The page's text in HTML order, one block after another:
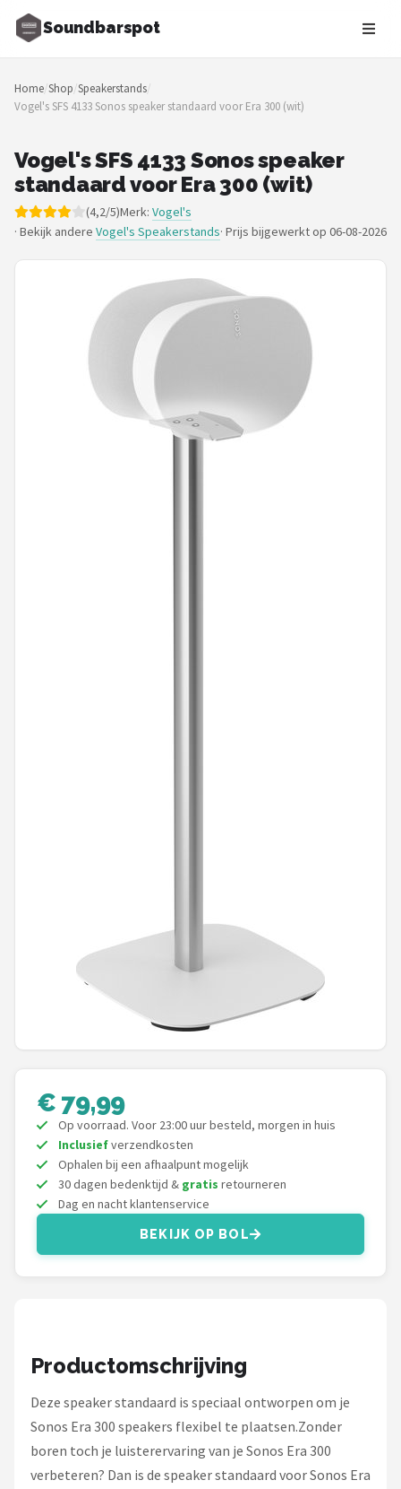
Soundbarspot
Zoeken
NAVIGATIE
Merken
Blog
Muziekstijlen
Samsung
Alle merken →
Home/Shop/Speakerstands/
Vogel's SFS 4133 Sonos speaker standaard voor Era 300 (wit)
Vogel's SFS 4133 Sonos speaker
standaard voor Era 300 (wit)
(4,2/5)Merk: Vogel's
· Bekijk andere Vogel's Speakerstands· Prijs bijgewerkt op 06-08-2026
€ 79,99
Op voorraad. Voor 23:00 uur besteld, morgen in huis
Inclusiefverzendkosten
Ophalen bij een afhaalpunt mogelijk
30 dagen bedenktijd & gratis retourneren
Dag en nacht klantenservice
BEKIJK OP BOL
Productomschrijving
Deze speaker standaard is speciaal ontworpen om je
Sonos Era 300 speakers flexibel te plaatsen.Zonder
boren toch je luisterervaring van je Sonos Era 300
verbeteren? Dan is de speaker standaard voor Sonos Era